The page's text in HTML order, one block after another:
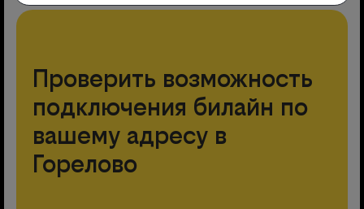
Проверить возможность
подключения билайн по
вашему адресу в
Горелово